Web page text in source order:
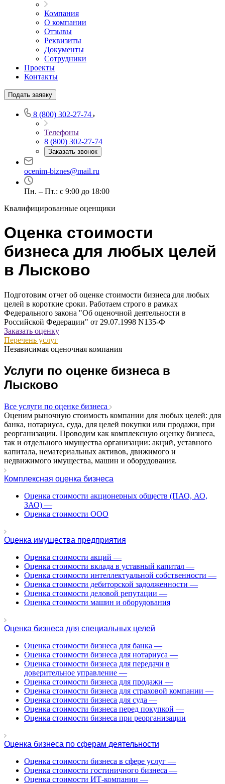
Компания
О компании
Отзывы
Реквизиты
Документы
Сотрудники
Проекты
Контакты
Подать заявку
8 (800) 302-27-74
Телефоны
8 (800) 302-27-74
Заказать звонок
ocenim-biznes@mail.ru
Пн. – Пт.: с 9:00 до 18:00
Квалифицированные оценщики
Оценка стоимости
бизнеса для любых целей
в Лысково
Подготовим отчет об оценке стоимости бизнеса для любых
целей в короткие сроки. Работаем строго в рамках
Федерального закона "Об оценочной деятельности в
Российской Федерации" от 29.07.1998 N135-Ф
Заказать оценку
Перечень услуг
Независимая оценочная компания
Услуги по оценке бизнеса в
Лысково
Все услуги по оценке бизнеса
Оценим рыночную стоимость компании для любых целей: для
банка, нотариуса, суда, для целей покупки или продажи, при
реорганизации. Проводим как комплексную оценку бизнеса,
так и отдельного имущества организации: акций, уставного
капитала, нематериальных активов, движимого и
недвижимого имущества, машин и оборудования.
Комплексная оценка бизнеса
Оценка стоимости акционерных обществ (ПАО, АО,
ЗАО) —
Оценка стоимости ООО
Оценка имущества предприятия
Оценка стоимости акций —
Оценка стоимости вклада в уставный капитал —
Оценка стоимости интеллектуальной собственности —
Оценка стоимости дебиторской задолженности —
Оценка стоимости деловой репутации —
Оценка стоимости машин и оборудования
Оценка бизнеса для специальных целей
Оценка стоимости бизнеса для банка —
Оценка стоимости бизнеса для нотариуса —
Оценка стоимости бизнеса для передачи в
доверительное управление —
Оценка стоимости бизнеса для продажи —
Оценка стоимости бизнеса для страховой компании —
Оценка стоимости бизнеса для суда —
Оценка стоимости бизнеса перед покупкой —
Оценка стоимости бизнеса при реорганизации
Оценка бизнеса по сферам деятельности
Оценка стоимости бизнеса в сфере услуг —
Оценка стоимости гостиничного бизнеса —
Оценка стоимости ИТ-компании —
Выберите ваш город
Например:
Абдулино
Азов
Алушта
Альметьевск
Анапа
Анжеро-Судженск
Апрелевка
Арамиль
Арзамас
Архангельск
Асбест
Асино
Астрахань
Ахтубинск
Ачинск
Баймак
Балабаново
Балаково
Балашиха
Балашов
Барабинск
Барнаул
Бахчисарай
Белая Калитва
Белебей
Белогорск
Белорецк
Белореченск
Белоярский
Березники
Бийск
Биробиджан
Бирск
Бирюч
Благовещенск
Благодарный
Богородицк
Боготол
Большой Камень
Бор
Борзя
Борисоглебск
Боровичи
Братск